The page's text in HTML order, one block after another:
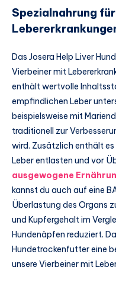
Spezialnahrung
Das Josera Help Liver
Vierbeiner mit
enthält wertvolle
empfindlichen Leber
beispielsweise mit
traditionell zur
wird. Zusätzlich enthält
Leber entlasten und vor
ausgewogene
kannst du auch auf eine
Überlastung des Organs
und Kupfergehalt im
Hundenäpfen reduziert.
Hundetrockenfutter eine
unsere Vierbeiner mit